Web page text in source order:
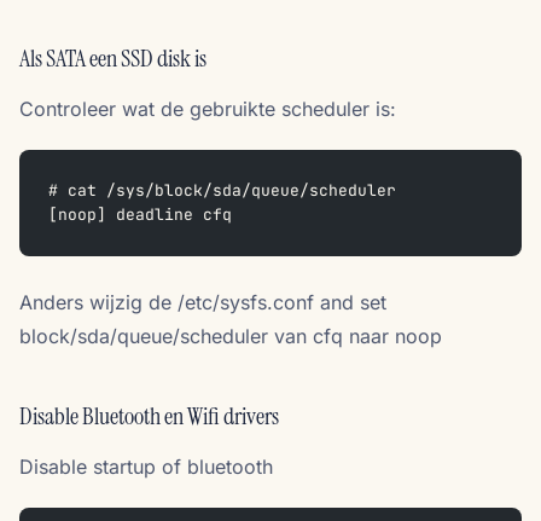
Als SATA een SSD disk is
Controleer wat de gebruikte scheduler is:
# cat /sys/block/sda/queue/scheduler
[noop] deadline cfq
Anders wijzig de /etc/sysfs.conf and set
block/sda/queue/scheduler van cfq naar noop
Disable Bluetooth en Wifi drivers
Disable startup of bluetooth